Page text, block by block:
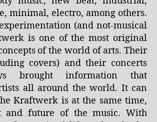
minimal, electro, among others.
(and not-musical
is one of the most original
of the world of arts. Their
covers) and their concerts
brought information that
all around the world. It can
Kraftwerk is at the same time,
and future of the music. With